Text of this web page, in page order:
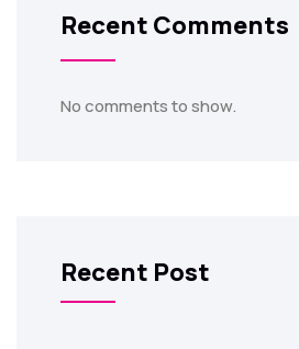
Recent Comments
No comments to show.
Recent Post